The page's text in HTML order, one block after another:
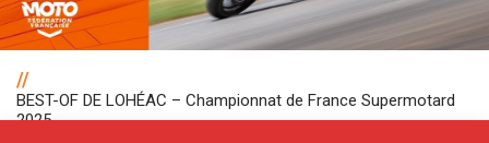
//
BEST-OF DE LOHÉAC – Championnat de France Supermotard
2025